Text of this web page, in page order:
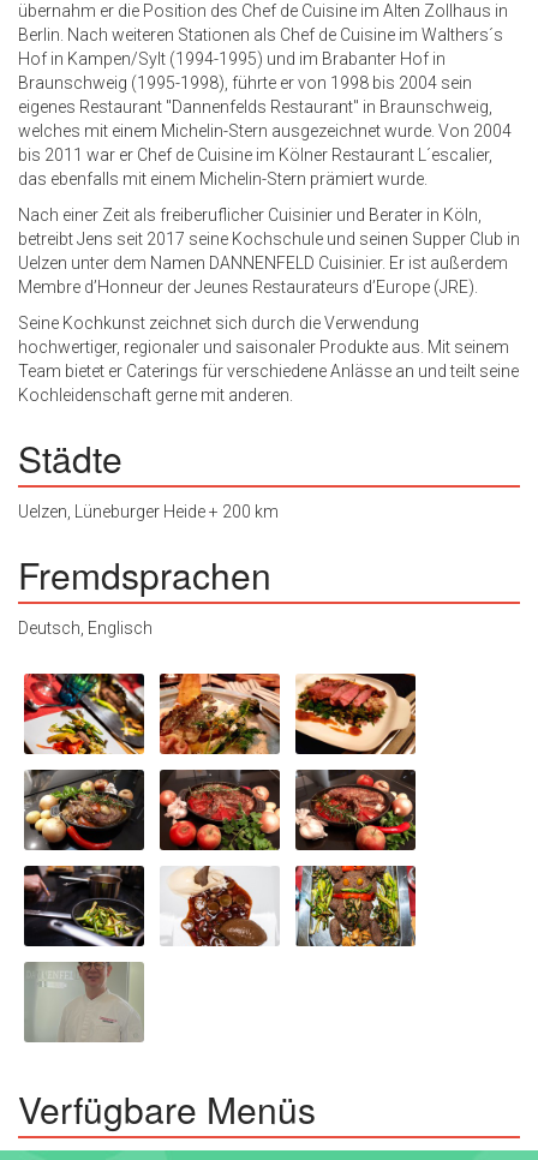
übernahm er die Position des Chef de Cuisine im Alten Zollhaus in
Berlin. Nach weiteren Stationen als Chef de Cuisine im Walthers´s
Hof in Kampen/Sylt (1994-1995) und im Brabanter Hof in
Braunschweig (1995-1998), führte er von 1998 bis 2004 sein
eigenes Restaurant "Dannenfelds Restaurant" in Braunschweig,
welches mit einem Michelin-Stern ausgezeichnet wurde. Von 2004
bis 2011 war er Chef de Cuisine im Kölner Restaurant L´escalier,
das ebenfalls mit einem Michelin-Stern prämiert wurde.
Nach einer Zeit als freiberuflicher Cuisinier und Berater in Köln,
betreibt Jens seit 2017 seine Kochschule und seinen Supper Club in
Uelzen unter dem Namen DANNENFELD Cuisinier. Er ist außerdem
Membre d’Honneur der Jeunes Restaurateurs d’Europe (JRE).
Seine Kochkunst zeichnet sich durch die Verwendung
hochwertiger, regionaler und saisonaler Produkte aus. Mit seinem
Team bietet er Caterings für verschiedene Anlässe an und teilt seine
Kochleidenschaft gerne mit anderen.
Städte
Uelzen, Lüneburger Heide + 200 km
Fremdsprachen
Deutsch, Englisch
Verfügbare Menüs